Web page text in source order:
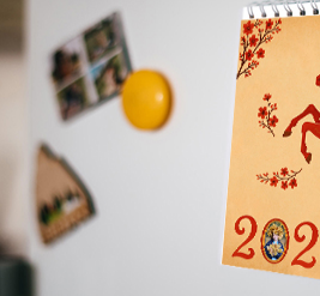
Ваш регион доставки
Выберите из списка: